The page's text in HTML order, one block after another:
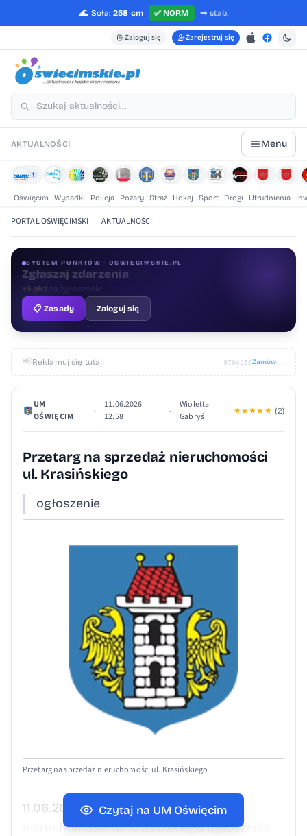
🌊 Soła: 258 cm ✅NORM ➡️ stab.
Zaloguj się Zarejestruj się
AKTUALNOŚCI Menu
1
Oświęcim Wypadki Policja Pożary Straż Hokej Sport Drogi Utrudnienia
PORTAL OŚWIĘCIMSKI | AKTUALNOŚCI
SYSTEM PUNKTÓW · OSWIECIMSKIE.PL
Oceniaj treści
+1 pktza ocenę
📋 Zasady
Zaloguj się
📢Reklamuj się tutaj 970×250Zamów →
UM
OŚWIĘCIM
•
11.06.2026
12:58
•
Wioletta
Gabryś
★★★★ ★ (2)
Przetarg na sprzedaż nieruchomości
ul. Krasińskiego
ogłoszenie
Przetarg na sprzedaż nieruchomości ul. Krasińskiego
11.06.2026 Przetarg na sprzedaż
nieruchomości ul. Krasińskiego ogłoszenie
Czytaj na UM Oświęcim